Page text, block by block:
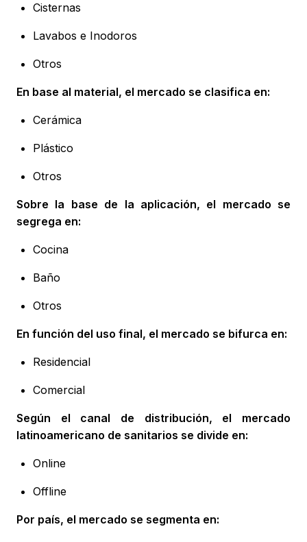
Cisternas
Lavabos e Inodoros
Otros
En base al material, el mercado se clasifica en:
Cerámica
Plástico
Otros
Sobre la base de la aplicación, el mercado se
segrega en:
Cocina
Baño
Otros
En función del uso final, el mercado se bifurca en:
Residencial
Comercial
Según el canal de distribución, el mercado
latinoamericano de sanitarios se divide en:
Online
Offline
Por país, el mercado se segmenta en: